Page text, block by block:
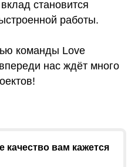
становится
работы.
команды Love
нас ждёт много
качество вам кажется